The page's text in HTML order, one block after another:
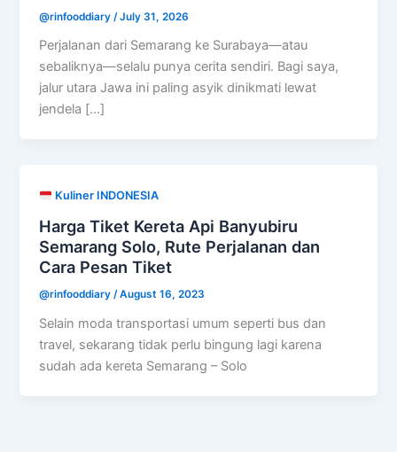
@rinfooddiary /July 31, 2026
Perjalanan dari Semarang ke Surabaya—atau
sebaliknya—selalu punya cerita sendiri. Bagi saya,
jalur utara Jawa ini paling asyik dinikmati lewat
jendela […]
Kuliner INDONESIA
Harga Tiket Kereta Api Banyubiru
Semarang Solo, Rute Perjalanan dan
Cara Pesan Tiket
@rinfooddiary/August 16, 2023
Selain moda transportasi umum seperti bus dan
travel, sekarang tidak perlu bingung lagi karena
sudah ada kereta Semarang – Solo